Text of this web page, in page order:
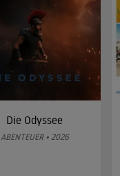
Die Odyssee
ABENTEUER • 2026